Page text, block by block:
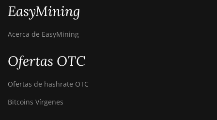
EasyMining
Acerca de EasyMining
Ofertas OTC
Ofertas de hashrate OTC
Bitcoins Vírgenes